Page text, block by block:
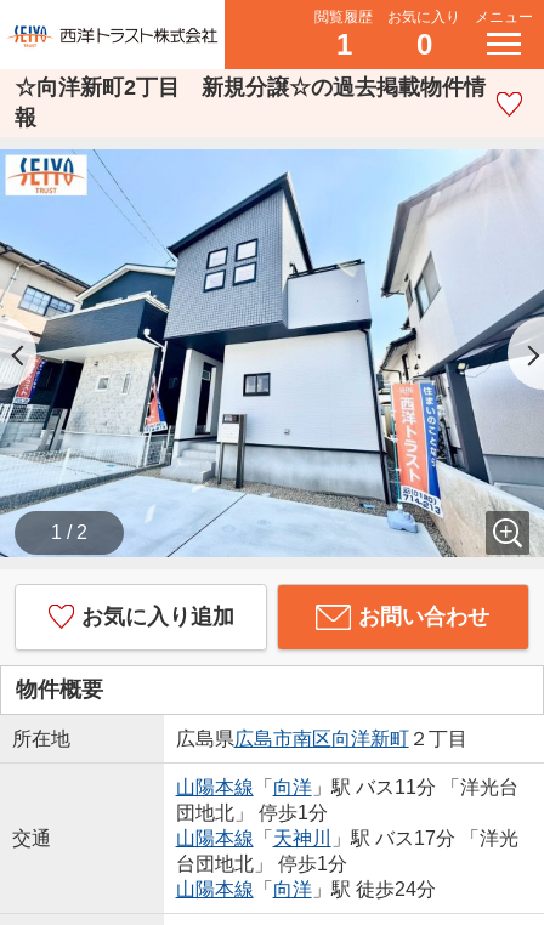
閲覧履歴
1
お気に入り
0
メニュー
☆向洋新町2丁目 新規分譲☆の過去掲載物件情
報
1 / 2
お気に入り追加 お問い合わせ
物件概要
所在地 広島県広島市南区向洋新町２丁目
交通
山陽本線 「 向洋」駅 バス11分 「洋光台
団地北」 停歩1分
山陽本線 「 天神川
」駅 バス17分 「洋光
台団地北」 停歩1分
山陽本線 「 向洋」駅 徒歩24分